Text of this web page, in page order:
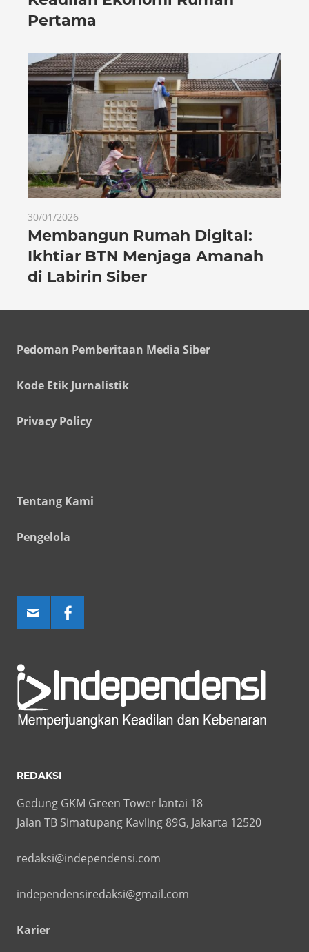
Pertama
30/01/2026
Membangun Rumah Digital:
Ikhtiar BTN Menjaga Amanah
di Labirin Siber
Pedoman Pemberitaan Media Siber
Kode Etik Jurnalistik
Privacy Policy
Tentang Kami
Pengelola
REDAKSI
Gedung GKM Green Tower lantai 18
Jalan TB Simatupang Kavling 89G, Jakarta 12520
redaksi@independensi.com
independensiredaksi@gmail.com
Karier